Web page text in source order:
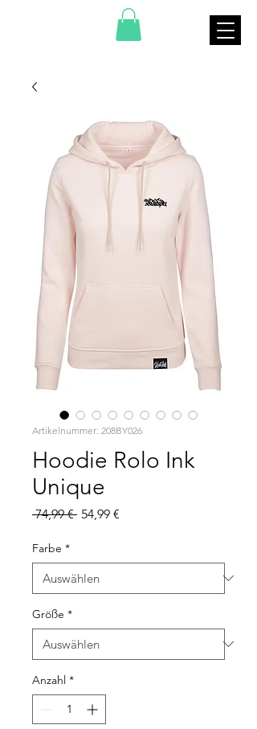
Artikelnummer: 208BY026
Hoodie Rolo Ink
Unique
74,99 € Standardpreis
54,99 €
Farbe *
Größe *
Anzahl *